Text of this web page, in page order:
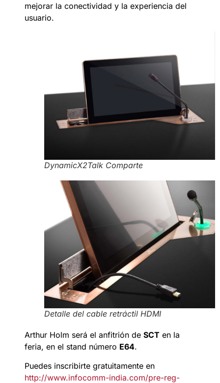
mejorar la conectividad y la experiencia del
usuario.
DynamicX2Talk Comparte
Detalle del cable retráctil HDMI
Arthur Holm será el anfitrión de SCT en la
feria, en el stand número E64.
Puedes inscribirte gratuitamente en
http://www.infocomm-india.com/pre-reg-